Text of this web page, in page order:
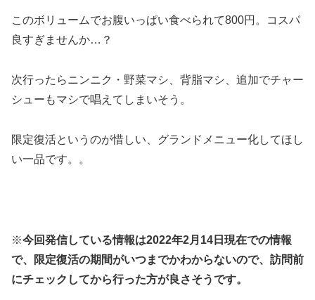
このボリュームでお腹いっぱい食べられて800円。コスパ
良すぎませんか…？
次行ったらニンニク・野菜マシ、背脂マシ、追加でチャー
シューもマシで唱えてしまいそう。
限定復活というのが惜しい、グランドメニュー化してほし
い一品です。。
※今回発信している情報は2022年2月14日現在での情報
で、限定復活の期間がいつまでかわからないので、訪問前
にチェックしてから行った方が良さそうです。